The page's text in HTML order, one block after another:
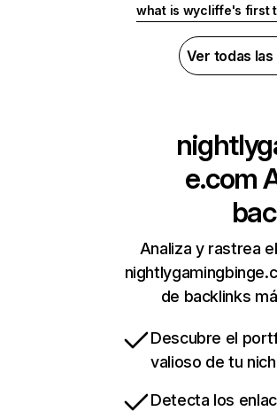
what is wycliffe's first
Ver todas
e.com
Analiza y rastrea
de backlinks
Descubre el
valioso de tu
Detecta los